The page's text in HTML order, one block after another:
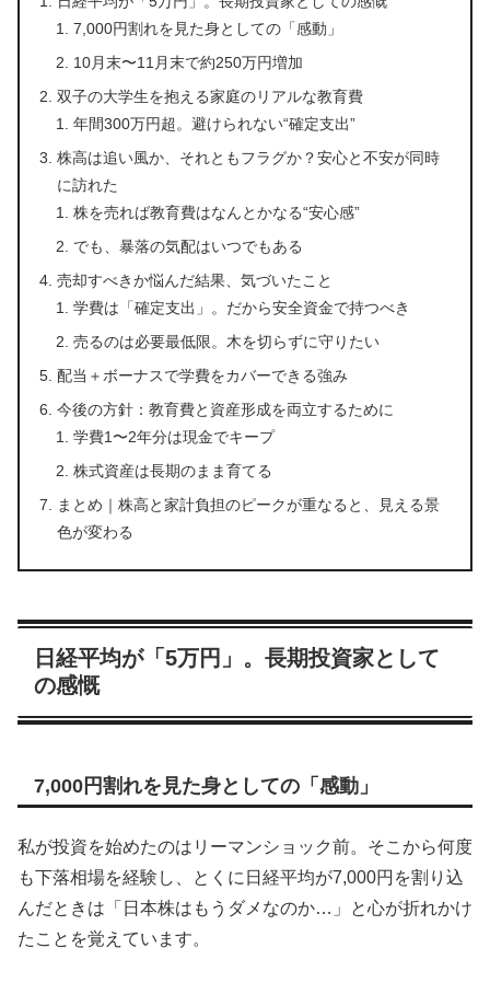
7,000円割れを見た身としての「感動」
10月末〜11月末で約250万円増加
双子の大学生を抱える家庭のリアルな教育費
年間300万円超。避けられない“確定支出”
株高は追い風か、それともフラグか？安心と不安が同時
に訪れた
株を売れば教育費はなんとかなる“安心感”
でも、暴落の気配はいつでもある
売却すべきか悩んだ結果、気づいたこと
学費は「確定支出」。だから安全資金で持つべき
売るのは必要最低限。木を切らずに守りたい
配当＋ボーナスで学費をカバーできる強み
今後の方針：教育費と資産形成を両立するために
学費1〜2年分は現金でキープ
株式資産は長期のまま育てる
まとめ｜株高と家計負担のピークが重なると、見える景
色が変わる
日経平均が「5万円」。長期投資家として
の感慨
7,000円割れを見た身としての「感動」
私が投資を始めたのはリーマンショック前。そこから何度
も下落相場を経験し、とくに日経平均が7,000円を割り込
んだときは「日本株はもうダメなのか…」と心が折れかけ
たことを覚えています。